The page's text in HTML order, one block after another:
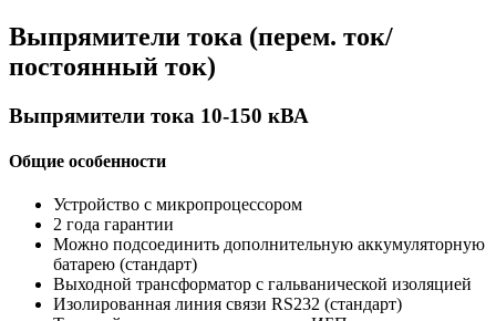
Выпрямители тока (перем. ток/
постоянный ток)
Выпрямители тока 10-150 кВА
Общие особенности
Устройство с микропроцессором
2 года гарантии
Можно подсоединить дополнительную аккумуляторную
батарею (стандарт)
Выходной трансформатор с гальванической изоляцией
Изолированная линия связи RS232 (стандарт)